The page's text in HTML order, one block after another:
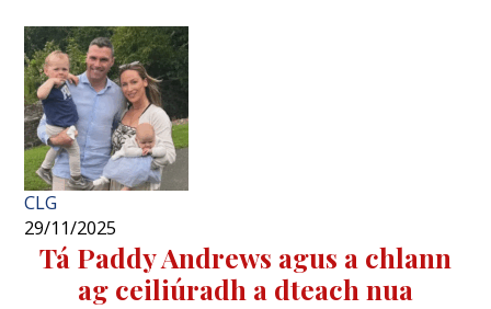
CLG
29/11/2025
Tá Paddy Andrews agus a chlann
ag ceiliúradh a dteach nua